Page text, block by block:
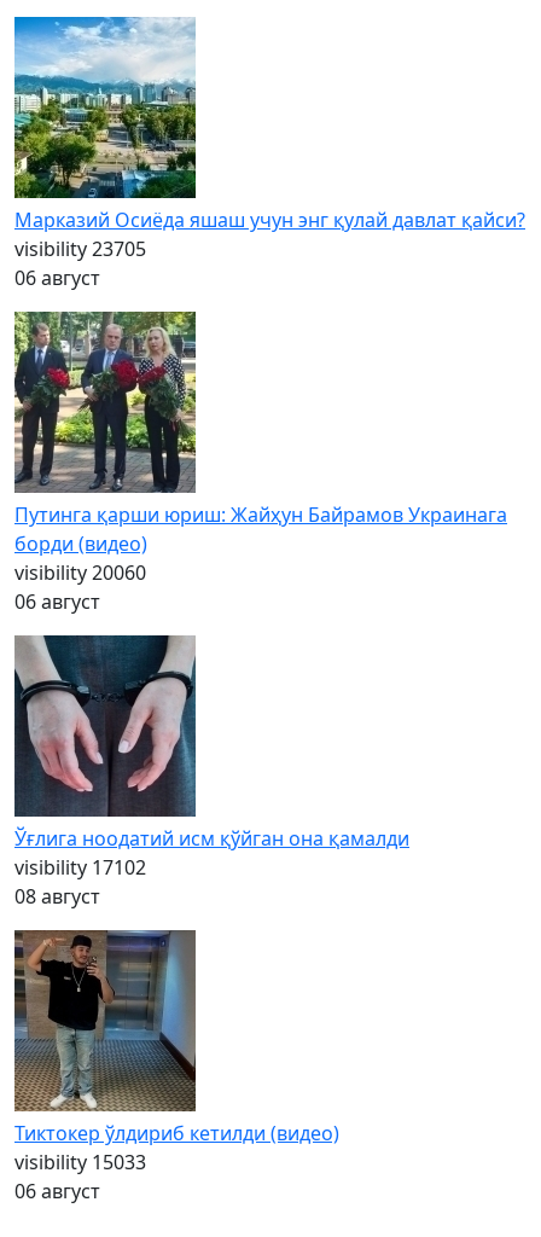
Марказий Осиёда яшаш учун энг қулай давлат қайси?
visibility23705
06 август
Путинга қарши юриш: Жайҳун Байрамов Украинага
борди (видео)
visibility20060
06 август
Ўғлига ноодатий исм қўйган она қамалди
visibility 17102
08 август
Тиктокер ўлдириб кетилди (видео)
visibility 15033
06 август